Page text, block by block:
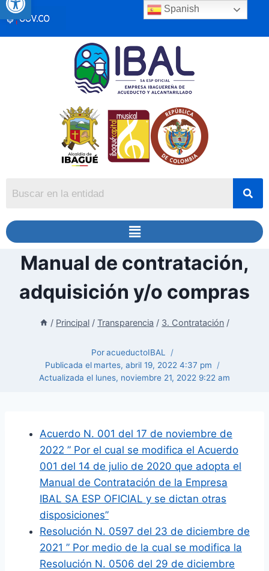
Manual de contratación,
adquisición y/o compras
/ Principal / Transparencia / 3. Contratación /
PoracueductoIBAL
Publicada el martes, abril 19, 2022 4:37 pm
Actualizada el lunes, noviembre 21, 2022 9:22 am
Acuerdo N. 001 del 17 de noviembre de
2022 ” Por el cual se modifica el Acuerdo
001 del 14 de julio de 2020 que adopta el
Manual de Contratación de la Empresa
IBAL SA ESP OFICIAL y se dictan otras
disposiciones”
Resolución N. 0597 del 23 de diciembre de
2021 ” Por medio de la cual se modifica la
Resolución N. 0506 del 29 de diciembre
Spanish